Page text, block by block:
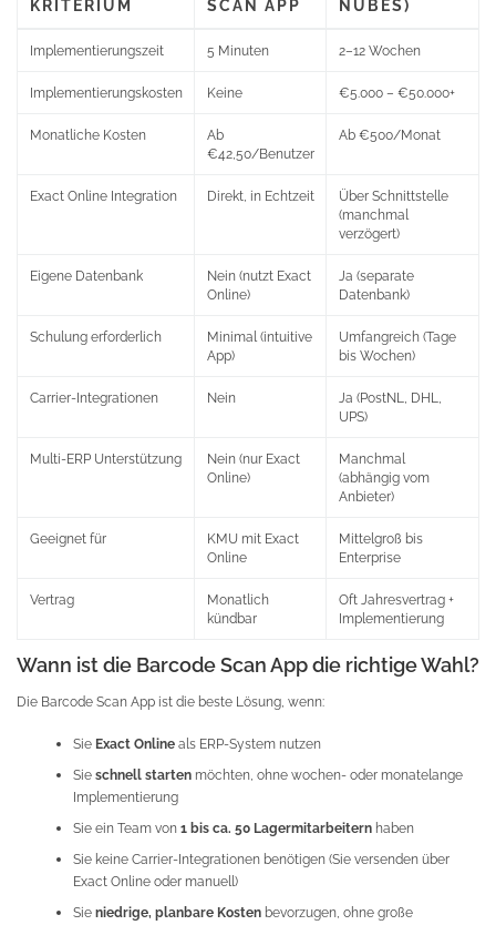
KRITERIUM
SCAN APP
NUBES)
Implementierungszeit 5 Minuten 2–12 Wochen
Implementierungskosten Keine €5.000 – €50.000+
Monatliche Kosten
Ab
€42,50/Benutzer
Ab €500/Monat
Exact Online Integration Direkt, in Echtzeit
Über Schnittstelle
(manchmal
verzögert)
Eigene Datenbank
Nein (nutzt Exact
Online)
Ja (separate
Datenbank)
Schulung erforderlich
Minimal (intuitive
App)
Umfangreich (Tage
bis Wochen)
Carrier-Integrationen Nein
Ja (PostNL, DHL,
UPS)
Multi-ERP Unterstützung
Nein (nur Exact
Online)
Manchmal
(abhängig vom
Anbieter)
Geeignet für
KMU mit Exact
Online
Mittelgroß bis
Enterprise
Vertrag
Monatlich
kündbar
Oft Jahresvertrag +
Implementierung
Wann ist die Barcode Scan App die richtige Wahl?
Die Barcode Scan App ist die beste Lösung, wenn:
Sie Exact Onlineals ERP-System nutzen
Sie schnell startenmöchten, ohne wochen- oder monatelange
Implementierung
Sie ein Team von 1 bis ca. 50 Lagermitarbeiternhaben
Sie keine Carrier-Integrationen benötigen (Sie versenden über
Exact Online oder manuell)
Sie niedrige, planbare Kostenbevorzugen, ohne große